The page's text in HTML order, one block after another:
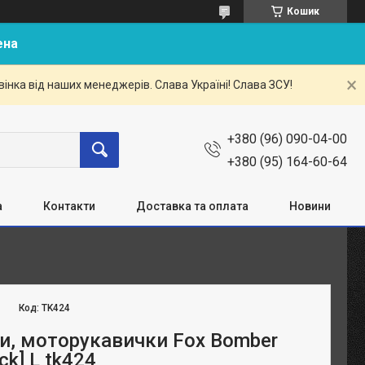
Кошик
від наших менеджерів. Слава Україні! Слава ЗСУ!
+380 (96) 090-04-00
+380 (95) 164-60-64
Контакти Доставка та оплата Новини
Код:TK424
моторукавички Fox Bomber
L tk424